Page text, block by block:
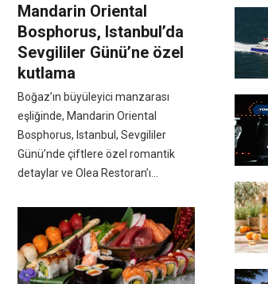
Mandarin Oriental
Bosphorus, Istanbul’da
Sevgililer Günü’ne özel
kutlama
Boğaz’ın büyüleyici manzarası
eşliğinde, Mandarin Oriental
Bosphorus, Istanbul, Sevgililer
Günü’nde çiftlere özel romantik
detaylar ve Olea Restoran’ı...